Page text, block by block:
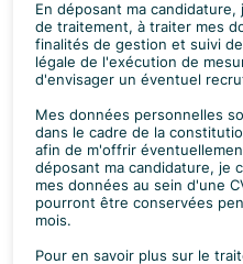
En déposant ma
de traitement, à traiter mes
finalités de gestion et suivi
légale de l'exécution de
d'envisager un éventuel
Mes données personnelles
dans le cadre de la
afin de m'offrir
déposant ma candidature, je
mes données au sein d'une
pourront être conservées
mois.
Pour en savoir plus sur le